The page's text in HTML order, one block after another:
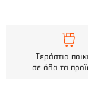
Τεράστια
σε όλα τα